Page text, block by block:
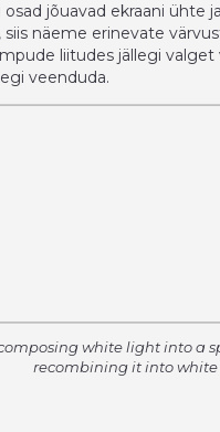
osad jõuavad ekraani ühte
siis näeme erinevate
liitudes jällegi valget
veenduda.
white light into a
recombining it into